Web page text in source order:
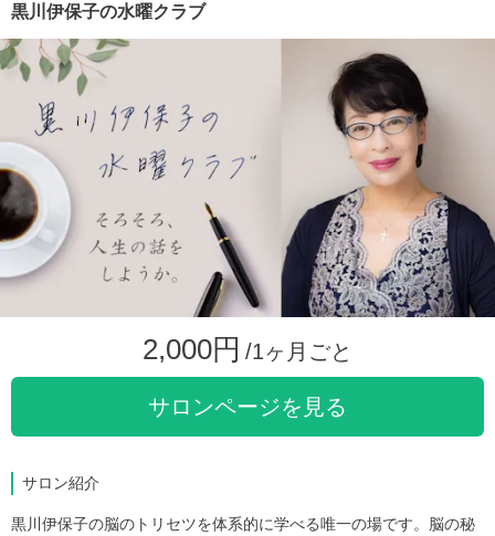
黒川伊保子の水曜クラブ
2,000円 /1ヶ月ごと
サロンページを見る
サロン紹介
黒川伊保子の脳のトリセツを体系的に学べる唯一の場です。脳の秘